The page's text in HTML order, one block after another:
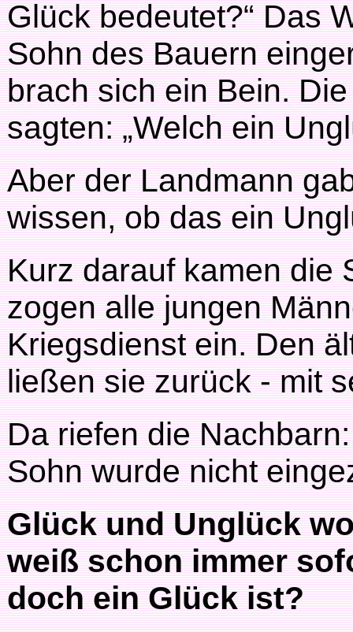
Glück bedeutet?“ Das
Sohn des Bauern
brach sich ein Bein.
sagten: „Welch ein
Aber der Landmann
wissen, ob das ein
Kurz darauf kamen die
zogen alle jungen
Kriegsdienst ein. Den
ließen sie zurück - mit
Da riefen die
Sohn wurde nicht
Glück und Unglück
weiß schon immer
doch ein Glück ist?